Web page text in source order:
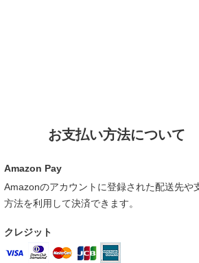
お支払い方法について
Amazon Pay
Amazonのアカウントに登録された配送先や
方法を利用して決済できます。
クレジット